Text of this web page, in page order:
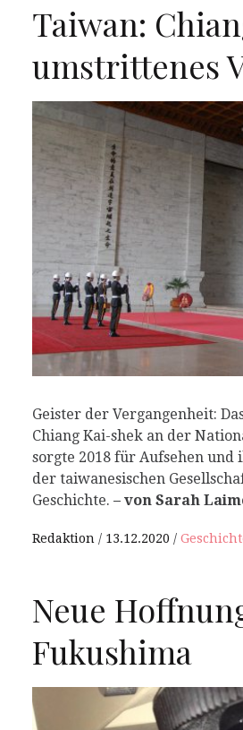
Taiwan:
umstrittenes
Geister der Vergangenheit:
Chiang Kai-shek an der
sorgte 2018 für Aufsehen
der taiwanesischen
Geschichte. – von Sarah
Redaktion 13.12.2020
Neue
Fukushima